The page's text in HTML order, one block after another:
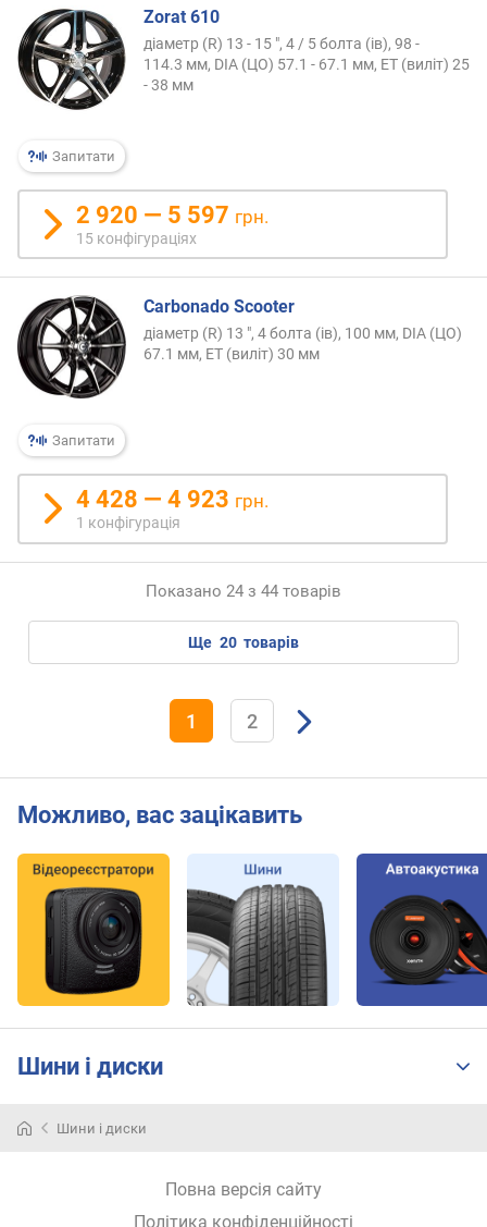
Запитати
Zorat 610
діаметр (R) 13 - 15 ", 4 / 5 болта (ів), 98 -
114.3 мм, DIA (ЦО) 57.1 - 67.1 мм, ET (виліт) 25
- 38 мм
2 920 — 5 597 грн.
15 конфігураціях
Запитати
Carbonado Scooter
діаметр (R) 13 ", 4 болта (ів), 100 мм, DIA (ЦО)
67.1 мм, ET (виліт) 30 мм
4 428 — 4 923 грн.
1 конфігурація
Показано 24 з 44 товарів
ще 20 товарів
1 2
Можливо, вас зацікавить
Шини і диски
Шини і диски
Повна версія сайту
Політика конфіденційності